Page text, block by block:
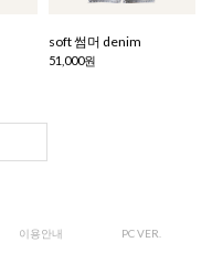
soft 썸머 denim
51,000원
이용안내 PC VER.